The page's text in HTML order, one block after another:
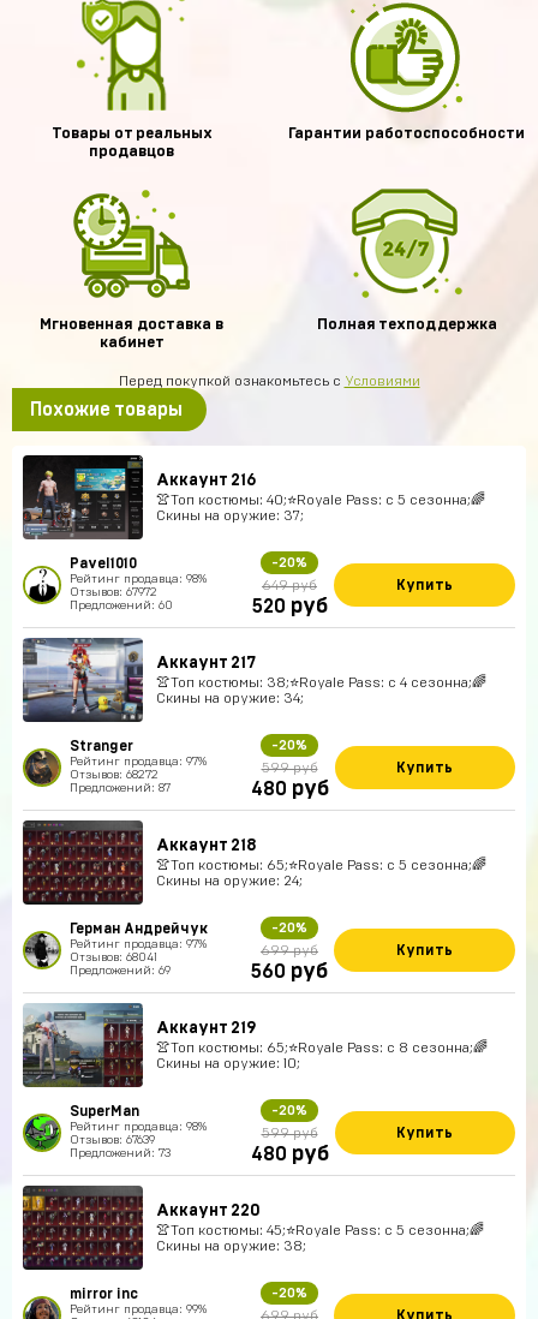
Товары от реальных
продавцов
Гарантии работоспособности
Мгновенная доставка в
кабинет
Полная техподдержка
Перед покупкой ознакомьтесь с Условиями
Похожие товары
Аккаунт 216
👚Топ костюмы: 40;⭐️Royale Pass: с 5 сезонна;🌈
Скины на оружие: 37;
Pavel1010
Рейтинг продавца: 98%
Отзывов: 67972
Предложений: 60
-20%
649 руб
520 руб
Купить
Аккаунт 217
👚Топ костюмы: 38;⭐️Royale Pass: с 4 сезонна;🌈
Скины на оружие: 34;
Stranger
Рейтинг продавца: 97%
Отзывов: 68272
Предложений: 87
-20%
599 руб
480 руб
Купить
Аккаунт 218
👚Топ костюмы: 65;⭐️Royale Pass: с 5 сезонна;🌈
Скины на оружие: 24;
Герман Андрейчук
Рейтинг продавца: 97%
Отзывов: 68041
Предложений: 69
-20%
699 руб
560 руб
Купить
Аккаунт 219
👚Топ костюмы: 65;⭐️Royale Pass: с 8 сезонна;🌈
Скины на оружие: 10;
SuperMan
Рейтинг продавца: 98%
Отзывов: 67639
Предложений: 73
-20%
599 руб
480 руб
Купить
Аккаунт 220
👚Топ костюмы: 45;⭐️Royale Pass: с 5 сезонна;🌈
Скины на оружие: 38;
mirror inc
Рейтинг продавца: 99%
-20%
699 руб Купить